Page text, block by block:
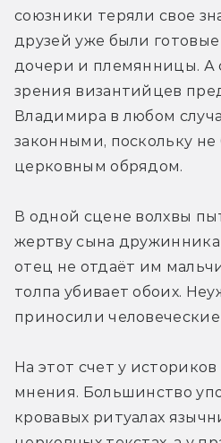
союзники теряли свое
друзей уже были
дочери и племянницы. А
зрения византийцев
Владимира в любом
законными, поскольку
церковным обрядом.
В одной сцене волхвы
жертву сына дружинника
отец не отдаёт им
толпа убивает обоих.
приносили
На этот счет у
мнения. Большинство
кровавых ритуалах